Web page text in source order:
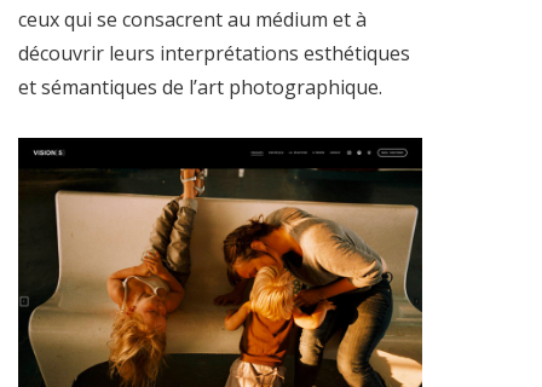
ceux qui se consacrent au médium et à
découvrir leurs interprétations esthétiques
et sémantiques de l’art photographique.